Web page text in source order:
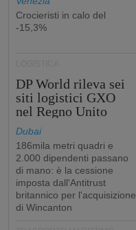
Crocieristi in calo del
-15,3%
DP World rileva sei
siti logistici GXO
nel Regno Unito
Dubai
186mila metri quadri e
2.000 dipendenti passano
di mano: è la cessione
imposta dall'Antitrust
britannico per l'acquisizione
di Wincanton